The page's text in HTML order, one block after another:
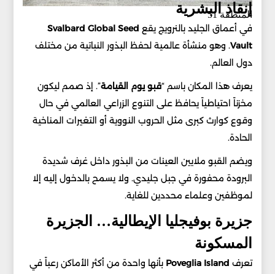
المنطقة 51
إنقاذ البشرية
في أعماق الجليد بالنرويج يقع Svalbard Global Seed
Vault. وهو منشأة عالمية لحفظ البذور النباتية من مختلف
دول العالم.
يعرف هذا المكان باسم “قبو يوم القيامة”. إذ صمم ليكون
مخزناً احتياطياً يحافظ على التنوع الزراعي العالمي في حال
وقوع كوارث كبرى مثل الحروب النووية أو التغيرات المناخية
الحادة.
ويضم القبو ملايين العينات من البذور داخل غرف شديدة
البرودة محفورة في جبل جليدي. ولا يسمح بالدخول إليه إلا
لموظفين وعلماء محددين للغاية.
جزيرة بوفيجليا الإيطالية… الجزيرة
المسكونة
تعرف Poveglia Island
بأنها واحدة من أكثر الأماكن رعباً في